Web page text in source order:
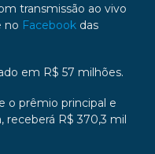
transmissão ao vivo
no Facebookdas
em R$ 57 milhões.
o prêmio principal e
receberá R$ 370,3 mil